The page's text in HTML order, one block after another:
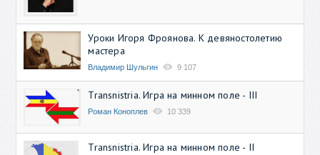
Уроки Игоря Фроянова. К девяностолетию
мастера
Владимир Шульгин 9 107
Transnistria. Игра на минном поле - III
Роман Коноплев 10 339
Transnistria. Игра на минном поле - II